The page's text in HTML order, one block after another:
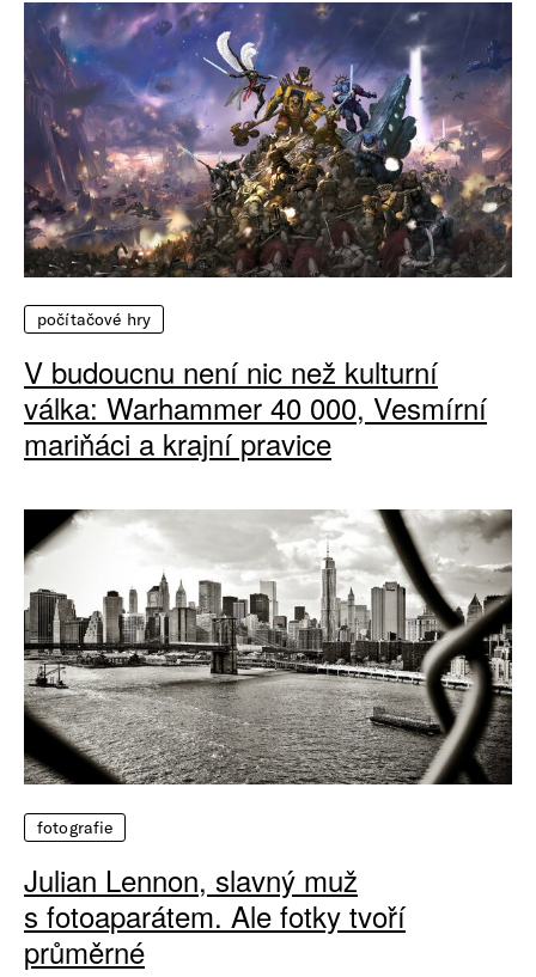
počítačové hry
V budoucnu není nic než kulturní
válka: Warhammer 40 000, Vesmírní
mariňáci a krajní pravice
fotografie
Julian Lennon, slavný muž
s fotoaparátem. Ale fotky tvoří
průměrné